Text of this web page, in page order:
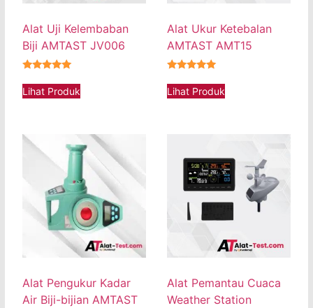
Alat Uji Kelembaban
Biji AMTAST JV006
Lihat Produk
Alat Ukur Ketebalan
AMTAST AMT15
Lihat Produk
Alat Pengukur Kadar
Air Biji-bijian AMTAST
Alat Pemantau Cuaca
Weather Station